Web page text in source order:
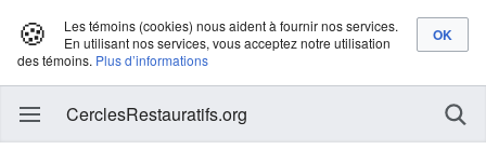
🍪
Les témoins (cookies) nous aident à fournir nos services.
En utilisant nos services, vous acceptez notre utilisation
des témoins. Plus d’informations
CerclesRestauratifs.org